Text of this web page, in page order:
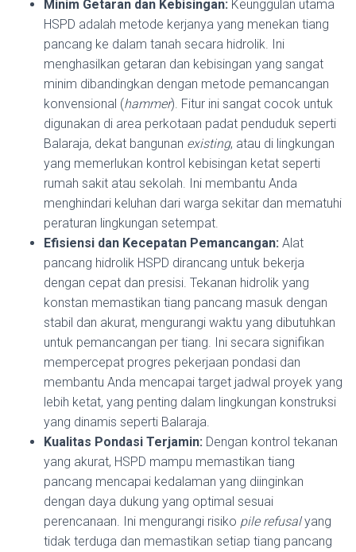
Minim Getaran dan Kebisingan: Keunggulan utama
HSPD adalah metode kerjanya yang menekan tiang
pancang ke dalam tanah secara hidrolik. Ini
menghasilkan getaran dan kebisingan yang sangat
minim dibandingkan dengan metode pemancangan
konvensional (hammer). Fitur ini sangat cocok untuk
digunakan di area perkotaan padat penduduk seperti
Balaraja, dekat bangunan existing, atau di lingkungan
yang memerlukan kontrol kebisingan ketat seperti
rumah sakit atau sekolah. Ini membantu Anda
menghindari keluhan dari warga sekitar dan mematuhi
peraturan lingkungan setempat.
Efisiensi dan Kecepatan Pemancangan: Alat
pancang hidrolik HSPD dirancang untuk bekerja
dengan cepat dan presisi. Tekanan hidrolik yang
konstan memastikan tiang pancang masuk dengan
stabil dan akurat, mengurangi waktu yang dibutuhkan
untuk pemancangan per tiang. Ini secara signifikan
mempercepat progres pekerjaan pondasi dan
membantu Anda mencapai target jadwal proyek yang
lebih ketat, yang penting dalam lingkungan konstruksi
yang dinamis seperti Balaraja.
Kualitas Pondasi Terjamin: Dengan kontrol tekanan
yang akurat, HSPD mampu memastikan tiang
pancang mencapai kedalaman yang diinginkan
dengan daya dukung yang optimal sesuai
perencanaan. Ini mengurangi risiko pile refusalyang
tidak terduga dan memastikan setiap tiang pancang